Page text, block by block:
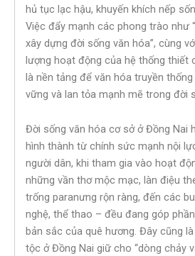
hủ tục lạc hậu, khuyến khích nếp
Việc đẩy mạnh các phong trào như
xây dựng đời sống văn hóa”, cùng
lượng hoạt động của hệ thống thiết
là nền tảng để văn hóa truyền
vững và lan tỏa mạnh mẽ trong đời
Đời sống văn hóa cơ sở ở Đồng Nai
hình thành từ chính sức mạnh nội
người dân, khi tham gia vào hoạt
những vần thơ mộc mạc, làn điệu
trống paranưng rộn ràng, đến các
nghệ, thể thao – đều đang góp
bản sắc của quê hương. Đây cũng
tộc ở Đồng Nai giữ cho “dòng chảy